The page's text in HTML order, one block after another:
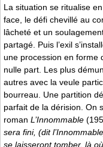
La situation se ritualise
face, le défi chevillé au
lâcheté et un
partagé. Puis l’exil
une procession en forme
nulle part. Les plus
autres avec la veule
bourreau. Une partition
parfait de la dérision. On
roman L’Innommable
sera fini, (dit
se laisseront tomber, là